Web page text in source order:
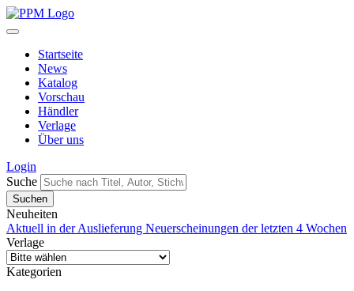
Startseite
News
Katalog
Vorschau
Händler
Verlage
Über uns
Login
Suche
Neuheiten
Aktuell in der Auslieferung Neuerscheinungen der letzten 4 Wochen
Verlage
Kategorien